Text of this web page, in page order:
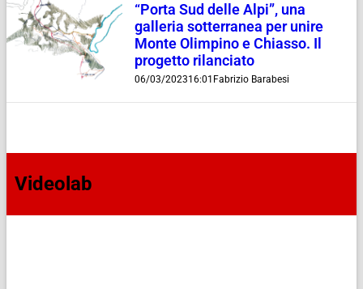
“Porta Sud delle Alpi”, una
galleria sotterranea per unire
Monte Olimpino e Chiasso. Il
progetto rilanciato
06/03/202316:01 Fabrizio Barabesi
Videolab